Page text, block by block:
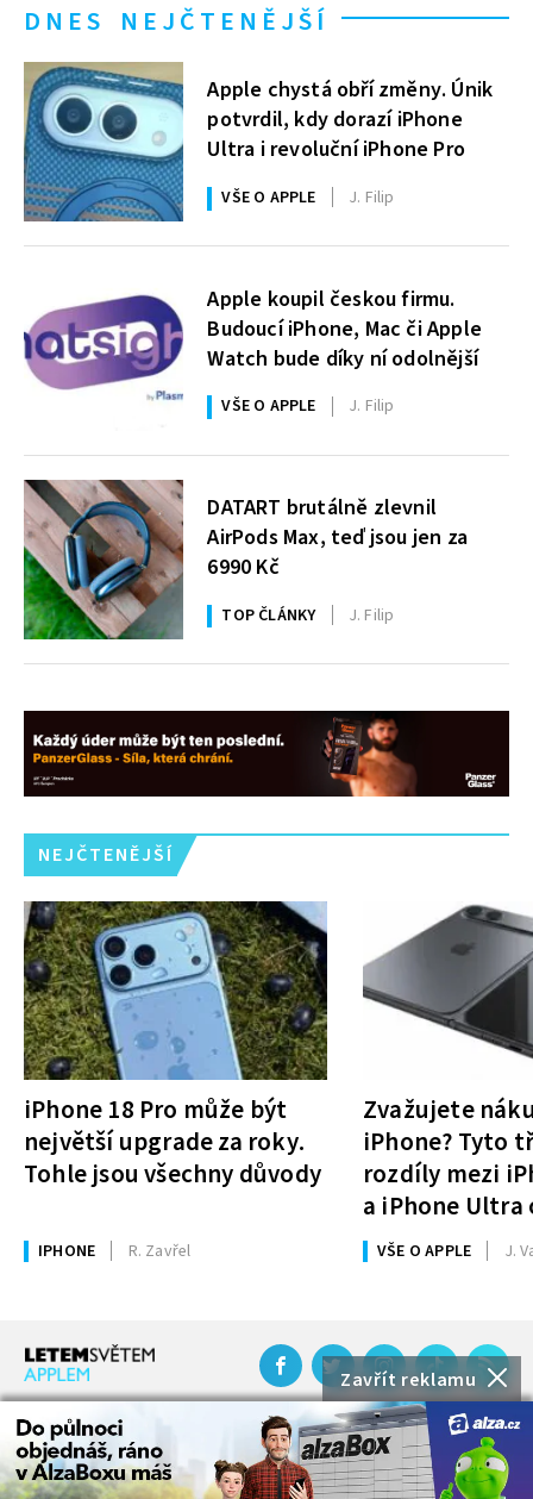
Zavřít reklamu
DNES NEJČTENĚJŠÍ
Apple chystá obří změny. Únik
potvrdil, kdy dorazí iPhone
Ultra i revoluční iPhone Pro
VŠE O APPLE J. Filip
Apple koupil českou firmu.
Budoucí iPhone, Mac či Apple
Watch bude díky ní odolnější
VŠE O APPLE J. Filip
DATART brutálně zlevnil
AirPods Max, teď jsou jen za
6990 Kč
TOP ČLÁNKY J. Filip
NEJČTENĚJŠÍ
iPhone 18 Pro může být
největší upgrade za roky.
Tohle jsou všechny důvody
IPHONE R. Zavřel
Zvažujete
iPhone? Tyto
rozdíly mezi
a iPhone Ultra
rozhodnutí
VŠE O APPLE J.